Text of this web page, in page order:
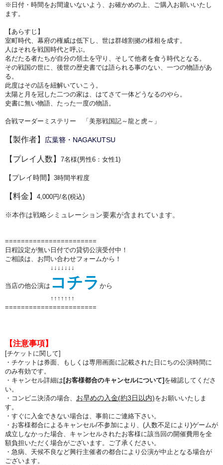
※日付・時間をお間違いないよう、 お確かめの上、ご購入お願いいたし
ます。
【あらすじ】
室町時代、幕府の権威は低下し、世は群雄割拠の様相を成す。
人はそれを戦国時代と呼ぶ。
名だたる者たちが自分の領土を守り、そして他者を食う時代となる。
その戦国の世に、後世の歴史書では語られる事のない、一つの物語があ
る。
此度はその話を紐解いていこう。
太陽と月を冠した二つの家は、はてさて一体どうなるのやら。
史書に無い物語、たった一度の物語。
合戦マーダーミステリー 「美形戦国記～龍と虎～」
【製作者】 広葉簪・NAGAKUTSU
【プレイ人数】 7名様(男性6：女性1)
【プレイ時間】 3時間半程度
【料金】 4,000円/名(税込)
※本作は戦略シミュレーション要素が含まれています。
=======================
日程設定が無い日付での貸切公演受付中！
ご相談は、お問い合わせフォームから！
↓↓↓↓↓↓↓
当店の他公演は コチラ から
↑↑ ↑↑ ↑↑ ↑
=======================
【注意事項】
[チケットに関して]
・チケットは券面、もしくは専用画面に記載された日にちの公演時間に
のみ有効です。
・キャンセル詳細は [お客様都合のキャンセルについて] を確認してくださ
い。
・コンビニ決済の場合、 お早めの入金(約3日以内)をお願いいたしま
す。
・すぐに入金できない場合は、事前にご連絡下さい。
・お客様都合によるキャンセル/不参加により、(人数不足により)ゲームが
成立しなかった場合、キャンセルされたお客様に該当回の開催費用を全
額負担いただく場合がございます。ご了承ください。
・急病、天候不良など興行主催者の都合により公演が中止となる場合が
ございます。